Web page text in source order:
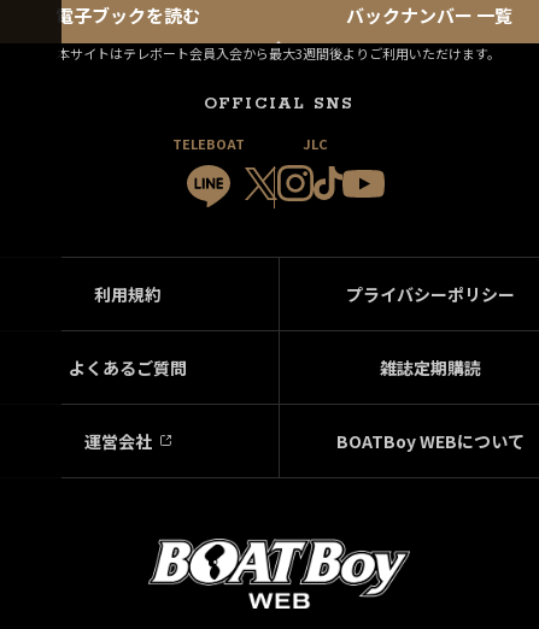
電子ブックを読む バックナンバー 一覧
本サイトはテレボート会員入会から最大3週間後よりご利用いただけます。
OFFICIAL SNS
TELEBOAT JLC
利用規約 プライバシーポリシー
よくあるご質問 雑誌定期購読
運営会社 BOATBoy WEBについて